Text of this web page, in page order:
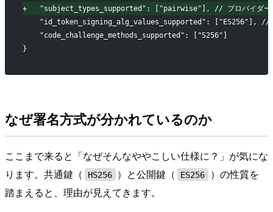
+
"subject_types_supported": ["pairwise"], // プロバイダー
"id_token_signing_alg_values_supported": ["ES256"], //
   "code_challenge_methods_supported": ["S256"]
}
なぜ署名方式が分かれているのか
ここまで来ると「なぜそんなややこしい仕様に？」が気にな
ります。共通鍵（
HS256 ）と公開鍵（ ES256
）の性質を
踏まえると、理由が見えてきます。